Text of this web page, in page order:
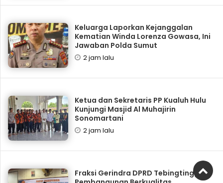
Keluarga Laporkan Kejanggalan
Kematian Winda Lorenza Gowasa, Ini
Jawaban Polda Sumut
2 jam lalu
Ketua dan Sekretaris PP Kualuh Hulu
Kunjungi Masjid Al Muhajirin
Sonomartani
2 jam lalu
Fraksi Gerindra DPRD Tebingtinggi: